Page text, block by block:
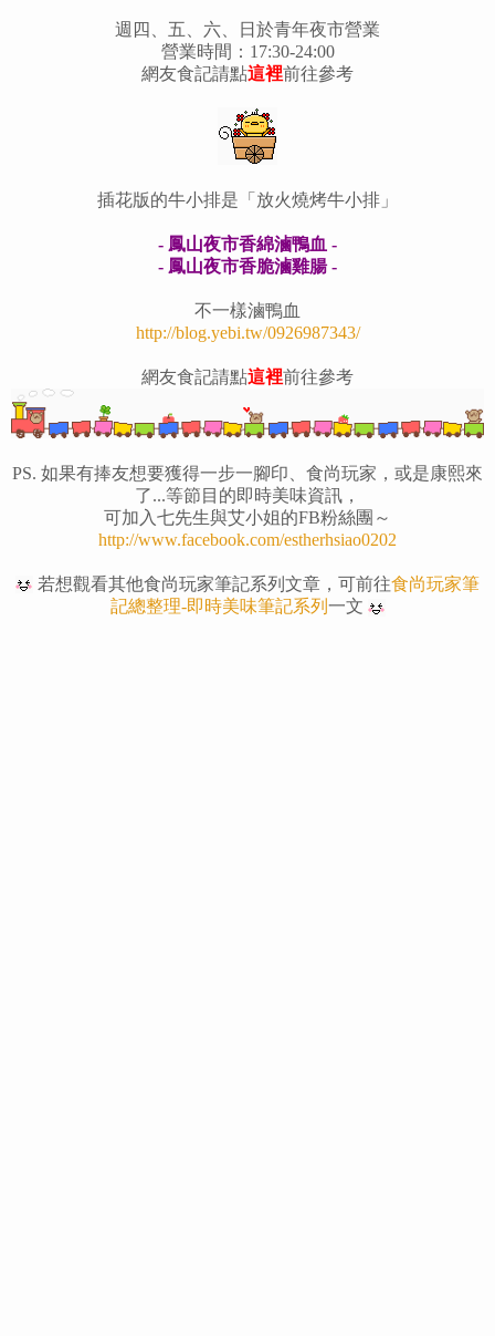
週四、五、六、日於青年夜市營業
營業時間：17:30-24:00
網友食記請點這裡前往參考
插花版的牛小排是「放火燒烤牛小排」
- 鳳山夜市香綿滷鴨血 -
- 鳳山夜市香脆滷雞腸 -
不一樣滷鴨血
http://blog.yebi.tw/0926987343/
網友食記請點這裡前往參考
PS. 如果有捧友想要獲得一步一腳印、食尚玩家，或是康熙來
了...等節目的即時美味資訊，
可加入七先生與艾小姐的FB粉絲團～
http://www.facebook.com/estherhsiao0202
若想觀看其他食尚玩家筆記系列文章，可前往食尚玩家筆
記總整理-即時美味筆記系列 一文